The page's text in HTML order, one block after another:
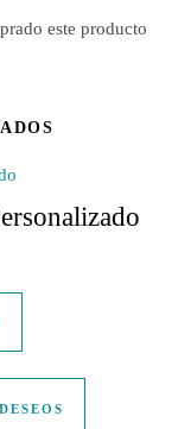
este producto